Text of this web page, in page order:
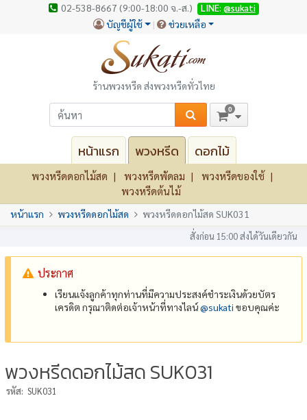
02-538-8667 (9:00-18:00 จ.-ส.) LINE: @sukati
บัญชีผู้ใช้ ช่วยเหลือ
ร้านพวงหรีด ส่งพวงหรีดทั่วไทย
0
หน้าแรก พวงหรีด ดอกไม้
พวงหรีดดอกไม้สด พวงหรีดพัดลม
พวงหรีดของใช้
พวงหรีดต้นไม้
หน้าแรก พวงหรีดดอกไม้สด พวงหรีดดอกไม้สด SUK031
สั่งก่อน 15:00 ส่งได้วันเดียวกัน
ประกาศ
เรียนแจ้งลูกค้าทุกท่านที่มีความประสงค์ชำระเงินด้วยบัตร
เครดิต กรุณาติดต่อเจ้าหน้าที่ทางไลน์@‌sukati ขอบคุณค่ะ
พวงหรีดดอกไม้สด SUK031
รหัส: SUK031